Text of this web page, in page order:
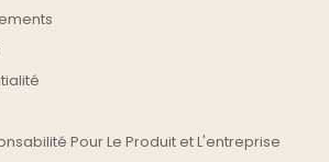
Pour Le Produit et L'entreprise